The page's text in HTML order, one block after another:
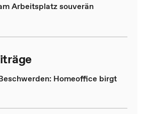
Arbeitsplatz souverän
Homeoffice birgt